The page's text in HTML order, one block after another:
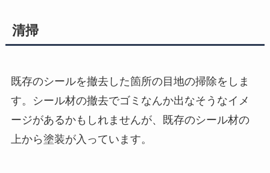
清掃
既存のシールを撤去した箇所の目地の掃除をしま
す。シール材の撤去でゴミなんか出なそうなイメ
ージがあるかもしれませんが、既存のシール材の
上から塗装が入っています。